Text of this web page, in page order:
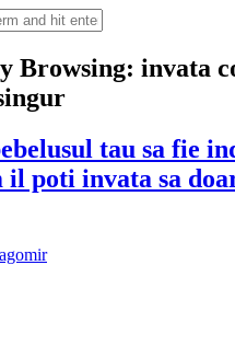
Browsing: invata
tau sa fie
il poti invata sa